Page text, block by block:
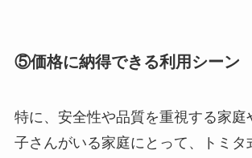
⑤価格に納得できる利用シーン
特に、安全性や品質を重視する家庭
子さんがいる家庭にとって、トミタ